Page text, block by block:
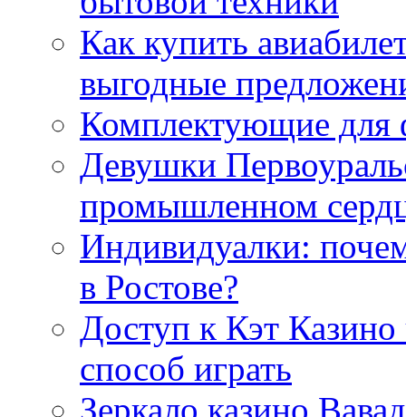
Как купить
выгодные
Комплектующие для
Девушки
промышленном
Индивидуалки:
в Ростове?
Доступ к Кэт Казино
способ играть
Зеркало казино